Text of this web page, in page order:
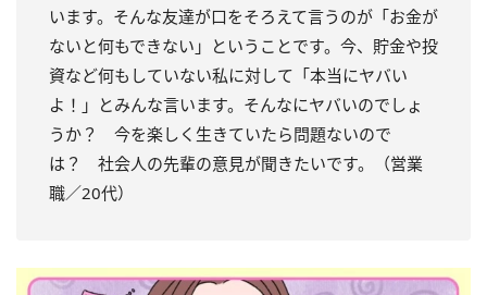
います。そんな友達が口をそろえて言うのが「お金が
ないと何もできない」ということです。今、貯金や投
資など何もしていない私に対して「本当にヤバい
よ！」とみんな言います。そんなにヤバいのでしょ
うか？ 今を楽しく生きていたら問題ないので
は？ 社会人の先輩の意見が聞きたいです。（営業
職／20代）